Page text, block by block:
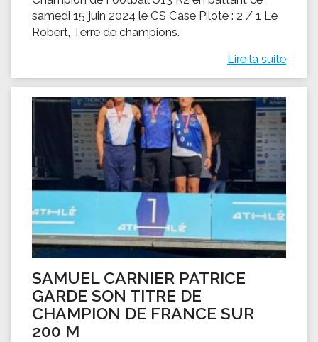
samedi 15 juin 2024 le CS Case Pilote : 2 / 1 Le
Robert, Terre de champions.
Lire la suite
SAMUEL CARNIER PATRICE
GARDE SON TITRE DE
CHAMPION DE FRANCE SUR
200 M